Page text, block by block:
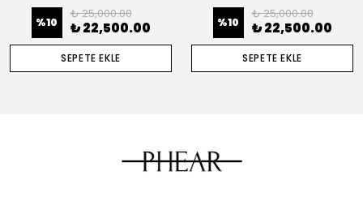
%10
₺ 25,000.00
₺ 22,500.00
SEPETE EKLE
%10
₺ 25,000.00
₺ 22,500.00
SEPETE EKLE